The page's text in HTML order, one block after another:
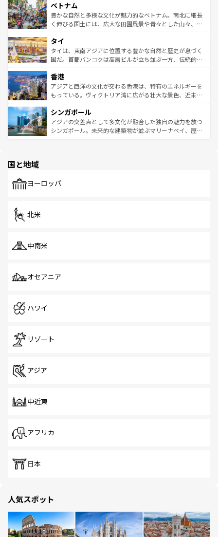
参照してほしい。
容にもいいと評判のスイーツなど、バラエティ豊かな料理
が味わえる。 なお、新着の台湾情報は コンテンツ一覧を参
照してほしい。
き、地方に足を延ばせば四季折々の自然美を楽しむことが
できる。そして、キムチや焼肉、絶品のストリートフード
まで、さまざまな韓国料理が待っている。夜には、韓国な
リティに包まれながら、韓国の多彩な魅力を心ゆくまで味
わってみてほしい。 なお、新着の韓国情報はコンテンツ一
覧を参照してほしい。
ベトナム
豊かな自然と多様な文化が魅力的なベトナム。南北に細長
く伸びる国土には、広大な田園風景や青々とした山々、世
急速な発展と共に伝統が息づく。ハノイの古い町並みやホ
ーチミン市のフランス統治時代の建物も、独特の雰囲気を
醸し出している。また、バラエティの豊かさとおいしさで
とつ。フォーやバインミー、ベトナムコーヒーなどは、ぜ
ひ現地で味わいたい。どの地域を訪れてもあたたかい人々
が旅行者を迎えてくれるので、きっと忘れられない旅にな
参照してほしい。
タイ
タイは、東南アジアに位置する豊かな自然と歴史が息づく
国だ。首都バンコクは高層ビルが立ち並ぶ一方、伝統的な
の活気が交差している。北部ではチェンマイなどの山岳地
帯で自然と触れ合い、南部ではプーケットやクラビの美し
いビーチでリゾート気分を楽しむことができる。タイ料理
激する。気候は一年中温暖で、どの季節にも異なる楽しみ
が待っている。親しみやすいタイの人々、仏教を中心とし
た文化、そして多様な観光資源が、訪れる旅人を魅了し続
香港
アジアと西洋の文化が交わる香港は、特有のエネルギーを
もっている。ヴィクトリア湾に広がる壮大な景色、近未来
み、どこを訪れても感動するはず。観光スポットが密集し
ており、効率よく見どころを回れるのも魅力。息をのむよ
うな絶景から文化的な体験まで、香港を存分に楽しみ尽く
シンガポール
アジアの交差点として多文化が融合した独自の魅力を放つ
シンガポール。未来的な建築物が並ぶマリーナベイ、歴史
で、ホーカーズは地元の風情を楽しめる外せないスポット
国と地域
ヨーロッパ
北米
中南米
オセアニア
ハワイ
リゾート
アジア
中近東
アフリカ
日本
人気スポット